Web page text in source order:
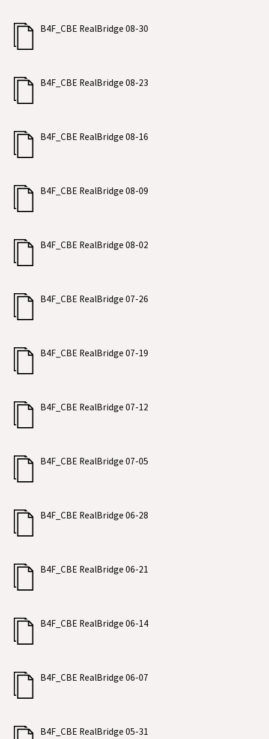
B4F_CBE RealBridge 08-30
B4F_CBE RealBridge 08-23
B4F_CBE RealBridge 08-16
B4F_CBE RealBridge 08-09
B4F_CBE RealBridge 08-02
B4F_CBE RealBridge 07-26
B4F_CBE RealBridge 07-19
B4F_CBE RealBridge 07-12
B4F_CBE RealBridge 07-05
B4F_CBE RealBridge 06-28
B4F_CBE RealBridge 06-21
B4F_CBE RealBridge 06-14
B4F_CBE RealBridge 06-07
B4F_CBE RealBridge 05-31